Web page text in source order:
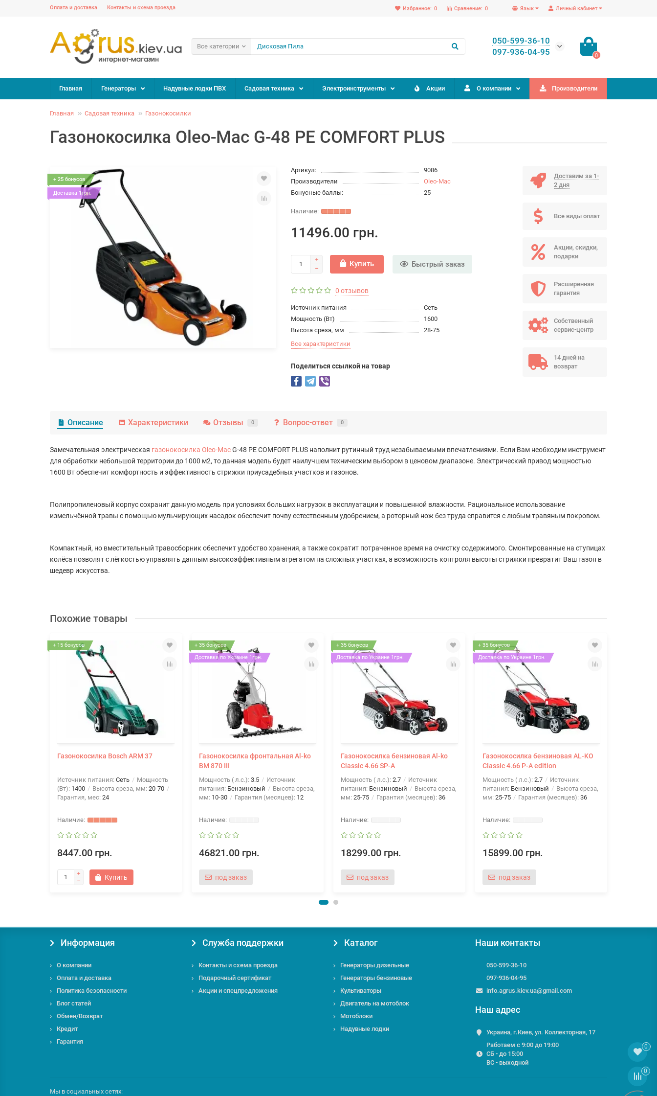
Личный кабинет
Язык
Сравнение: 0
Избранное: 0
Оплата и доставка Контакты и схема проезда
Все категории
050-599-36-10
097-936-04-95
0
Главная Генераторы Надувные лодки ПВХ Садовая техника Электроинструменты Акции О компании Производители
Главная Садовая техника Газонокосилки
Газонокосилка Oleo-Mac G-48 РЕ COMFORT PLUS
+ 25 бонусов
Доставка 1грн.
Артикул:
9086
Производители
Oleo-Mac
Бонусные баллы:
25
11496.00 грн.
Купить Быстрый заказ
0 отзывов
Источник питания
Сеть
Мощность (Вт)
1600
Высота среза, мм
28-75
Все характеристики
Поделиться ссылкой на товар
Доставим за 1-
2 дня
Все виды оплат
Акции, скидки,
подарки
Расширенная
гарантия
Собственный
сервис-центр
14 дней на
возврат
Описание Характеристики Отзывы 0 Вопрос-ответ 0
Замечательная электрическая газонокосилка Oleo-MacG-48 РЕ COMFORT PLUS наполнит рутинный труд незабываемыми впечатлениями. Если Вам необходим инструмент
для обработки небольшой территории до 1000 м2, то данная модель будет наилучшем техническим выбором в ценовом диапазоне. Электрический привод мощностью
1600 Вт обеспечит комфортность и эффективность стрижки приусадебных участков и газонов.
Полипропиленовый корпус сохранит данную модель при условиях больших нагрузок в эксплуатации и повышенной влажности. Рациональное использование
измельчённой травы с помощью мульчирующих насадок обеспечит почву естественным удобрением, а роторный нож без труда справится с любым травяным покровом.
Компактный, но вместительный травосборник обеспечит удобство хранения, а также сократит потраченное время на очистку содержимого. Смонтированные на ступицах
колёса позволят с лёгкостьюуправлять данным высокоэффективным агрегатом на сложных участках, а возможность контроля высоты стрижки превратит Ваш газон в
шедевр искусства.
Похожие товары
+ 15 бонусов
Газонокосилка Bosch ARM 37
Источник питания: Сеть
Мощность
(Вт): 1400 Высота среза, мм: 20-70
Гарантия, мес: 24
8447.00 грн.
Купить
+ 35 бонусов
Доставка по Украине 1грн.
Газонокосилка фронтальная Al-ko
BM 870 III
Мощность ( л.с.): 3.5
Источник
питания: Бензиновый
Высота среза,
мм: 10-30 Гарантия (месяцев): 12
46821.00 грн.
под заказ
+ 35 бонусов
Доставка по Украине 1грн.
Газонокосилка бензиновая Al-ko
Classic 4.66 SP-A
Мощность ( л.с.): 2.7
Источник
питания: Бензиновый
Высота среза,
мм: 25-75 Гарантия (месяцев): 36
18299.00 грн.
под заказ
+ 35 бонусов
Доставка по Украине 1грн.
Газонокосилка бензиновая AL-KO
Classic 4.66 P-A edition
Мощность ( л.с.): 2.7
Источник
питания: Бензиновый
Высота среза,
мм: 25-75 Гарантия (месяцев): 36
15899.00 грн.
под заказ
Информация
О компании
Оплата и доставка
Политика безопасности
Блог статей
Обмен/Возврат
Кредит
Гарантия
Служба поддержки
Контакты и схема проезда
Подарочный сертификат
Акции и спецпредложения
Каталог
Генераторы дизельные
Генераторы бензиновые
Культиваторы
Двигатель на мотоблок
Мотоблоки
Надувные лодки
Наши контакты
050-599-36-10
097-936-04-95
info.agrus.kiev.ua@gmail.com
Наш адрес
Украина, г.Киев, ул. Коллекторная, 17
Работаем с 9:00 до 19:00
СБ - до 15:00
ВС - выходной
Мы в социальных сетях:
0
0